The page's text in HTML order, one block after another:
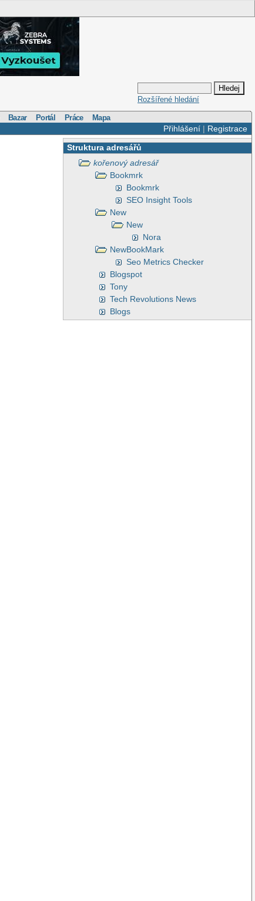
Rozšířené hledání
Bazar Portál Práce Mapa
Přihlášení| Registrace
Struktura adresářů
kořenový adresář
Bookmrk
Bookmrk
SEO Insight Tools
New
New
Nora
NewBookMark
Seo Metrics Checker
Blogspot
Tony
Tech Revolutions News
Blogs